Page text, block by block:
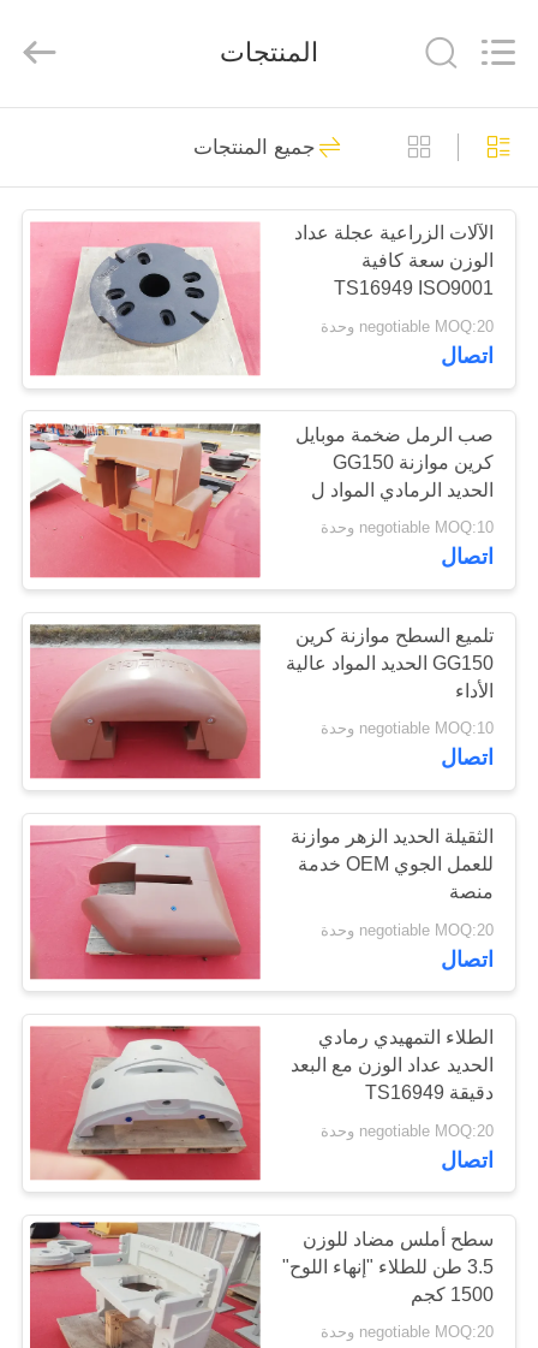
الصفحة
الرئيسية
منتجات
معلومات
جولة
المعمل
مراقبة
الجودة
اتصل
أخبار
اطلب
اقتباس
خريطة
الموقع
PRIVACY
POLICY
Casting
Developed
أجزاء الحديد الزهر
المسبوكات الحديد
الرمادي
23
مسبوكات ADI
12
وزن مضادّ
49
منتجات صب الفراغ
33
المنتجات
جميع المنتجات
الآلات الزراعية عجلة عداد
الوزن سعة كافية
TS16949 ISO9001
negotiable MOQ:20 وحدة
اتصال
صب الرمل ضخمة موبايل
كرين موازنة GG150
الحديد الرمادي المواد ل
كومة القيادة تلاعب
negotiable MOQ:10 وحدة
اتصال
تلميع السطح موازنة كرين
GG150 الحديد المواد عالية
الأداء
negotiable MOQ:10 وحدة
اتصال
الثقيلة الحديد الزهر موازنة
للعمل الجوي OEM خدمة
منصة
negotiable MOQ:20 وحدة
اتصال
الطلاء التمهيدي رمادي
الحديد عداد الوزن مع البعد
دقيقة TS16949
negotiable MOQ:20 وحدة
اتصال
سطح أملس مضاد للوزن
3.5 طن للطلاء "إنهاء اللوح"
1500 كجم
negotiable MOQ:20 وحدة